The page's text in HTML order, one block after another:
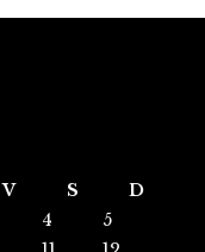
V S
D
4
5